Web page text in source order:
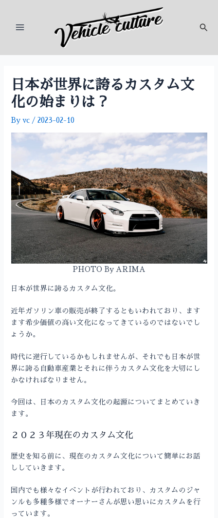
Menu
検
日本が世界に誇るカスタム文
化の始まりは？
Byvc /2023-02-10
PHOTO By ARIMA
日本が世界に誇るカスタム文化。
近年ガソリン車の販売が終了するともいわれており、ます
ます希少価値の高い文化になってきているのではないでし
ょうか。
時代に逆行しているかもしれませんが、それでも日本が世
界に誇る自動車産業とそれに伴うカスタム文化を大切にし
かなければなりません。
今回は、日本のカスタム文化の起源についてまとめていき
ます。
２０２３年現在のカスタム文化
歴史を知る前に、現在のカスタム文化について簡単にお話
ししていきます。
国内でも様々なイベントが行われており、カスタムのジャ
ンルも多種多様でオーナーさんが思い思いにカスタムを行
っています。